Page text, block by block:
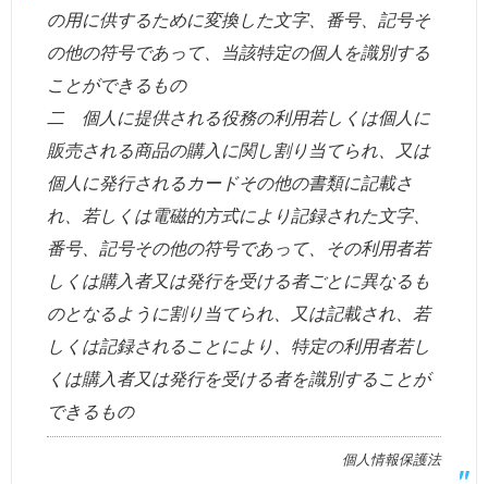
の用に供するために変換した文字、番号、記号そ
の他の符号であって、当該特定の個人を識別する
ことができるもの
二 個人に提供される役務の利用若しくは個人に
販売される商品の購入に関し割り当てられ、又は
個人に発行されるカードその他の書類に記載さ
れ、若しくは電磁的方式により記録された文字、
番号、記号その他の符号であって、その利用者若
しくは購入者又は発行を受ける者ごとに異なるも
のとなるように割り当てられ、又は記載され、若
しくは記録されることにより、特定の利用者若し
くは購入者又は発行を受ける者を識別することが
できるもの
個人情報保護法